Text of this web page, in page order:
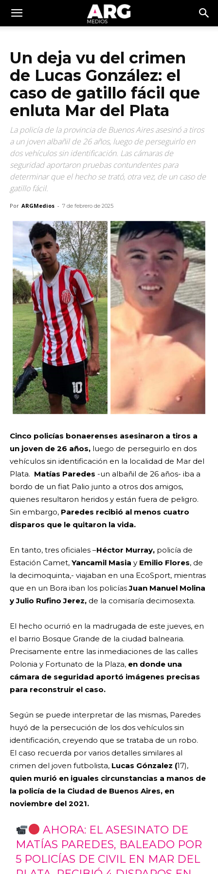
Un deja vu del crimen
de Lucas González: el
caso de gatillo fácil que
enluta Mar del Plata
La policía de la provincia de Buenos Aires asesinó a tiros
a un joven albañil de 26 años, luego de perseguirlo en
dos vehículos sin identificación. Las cámaras de
seguridad aportaron pruebas contundentes para
determinar que el hecho se trató, otra vez, de un caso de
gatillo fácil.
Por ARGMedios - 7 de febrero de 2025
Cinco policías bonaerenses asesinaron a tiros a
un joven de 26 años, luego de perseguirlo en dos
vehículos sin identificación en la localidad de Mar del
Plata. Matías Paredes -un albañil de 26 años- iba a
bordo de un fiat Palio junto a otros dos amigos,
quienes resultaron heridos y están fuera de peligro.
Sin embargo, Paredes recibió al menos cuatro
disparos que le quitaron la vida.
En tanto, tres oficiales –Héctor Murray, policía de
Estación Camet, Yancamil Masia y Emilio Flores, de
la decimoquinta,- viajaban en una EcoSport, mientras
que en un Bora iban los policíasJuan Manuel Molina
y Julio Rufino Jerez, de la comisaría decimosexta.
El hecho ocurrió en la madrugada de este jueves, en
el barrio Bosque Grande de la ciudad balnearia.
Precisamente entre las inmediaciones de las calles
Polonia y Fortunato de la Plaza, en donde una
cámara de seguridad aportó imágenes precisas
para reconstruir el caso.
Según se puede interpretar de las mismas, Paredes
huyó de la persecución de los dos vehículos sin
identificación, creyendo que se trataba de un robo.
El caso recuerda por varios detalles similares al
crimen del joven futbolista, Lucas Gónzalez (17),
quien murió en iguales circunstancias a manos de
la policía de la Ciudad de Buenos Aires, en
noviembre del 2021.
AHORA: EL ASESINATO DE
MATÍAS PAREDES, BALEADO POR
5 POLICÍAS DE CIVIL EN MAR DEL